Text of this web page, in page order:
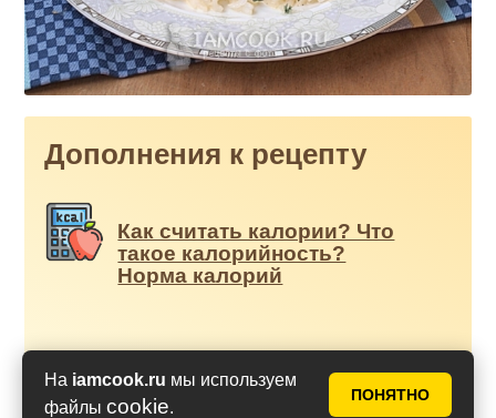
На iamcook.ru мы используем
файлы cookie.
ПОНЯТНО
Дополнения к рецепту
Как считать калории? Что
такое калорийность?
Норма калорий